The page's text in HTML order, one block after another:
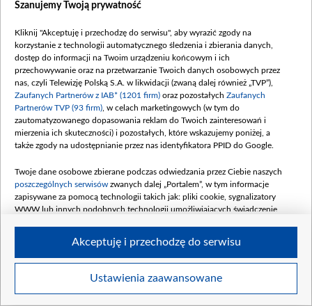
–Moim zdaniem jest to koordynowane przez
białoruskie służby specjalne. Polityka Łukaszenki jest
taka, by niskim kosztem podważać poczucie
bezpieczeństwa i testować systemy bezpieczeństwa
państw NATO.
Na Litwę to wpływa znacznie mocniej i paraliżuje im
lotnisko w stolicy. U nas te balony nie dolecą do Okęcia,
więc problem jest mniejszy, ale dalej absorbuje nasze
służby. Jest to działanie niskokosztowe, a zarazem
efektywne. Zmuszające nas do wydawania pieniędzy.
Szanujemy Twoją prywatność
Kliknij "Akceptuję i przechodzę do serwisu", aby wyrazić zgody na
korzystanie z technologii automatycznego śledzenia i zbierania danych,
dostęp do informacji na Twoim urządzeniu końcowym i ich
przechowywanie oraz na przetwarzanie Twoich danych osobowych przez
nas, czyli Telewizję Polską S.A. w likwidacji (zwaną dalej również „TVP”),
Zaufanych Partnerów z IAB* (1201 firm) oraz pozostałych Zaufanych
Partnerów TVP (93 firm) , w celach marketingowych (w tym do
zautomatyzowanego dopasowania reklam do Twoich zainteresowań i
mierzenia ich skuteczności) i pozostałych, które wskazujemy poniżej, a
także zgody na udostępnianie przez nas identyfikatora PPID do Google.
Twoje dane osobowe zbierane podczas odwiedzania przez Ciebie naszych
poszczególnych serwisów zwanych dalej „Portalem”, w tym informacje
zapisywane za pomocą technologii takich jak: pliki cookie, sygnalizatory
WWW lub innych podobnych technologii umożliwiających świadczenie
Twoje dane osobowe zbierane podczas odwiedzania przez Ciebie
Ustawienia zaawansowane
Akceptuję i przechodzę do serwisu